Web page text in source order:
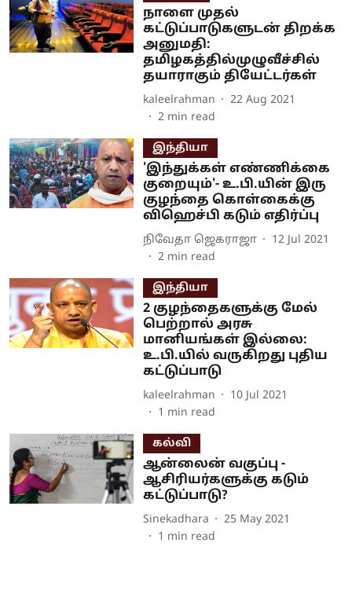
நாளை முதல்
கட்டுப்பாடுகளுடன் திறக்க
அனுமதி:
தமிழகத்தில்முழுவீச்சில்
தயாராகும் தியேட்டர்கள்
kaleelrahman
22 Aug 2021
2 min read
இந்தியா
'இந்துக்கள் எண்ணிக்கை
குறையும்'- உ.பி.யின் இரு
குழந்தை கொள்கைக்கு
விஹெச்பி கடும் எதிர்ப்பு
நிவேதா ஜெகராஜா
12 Jul 2021
2 min read
இந்தியா
2 குழந்தைகளுக்கு மேல்
பெற்றால் அரசு
மானியங்கள் இல்லை:
உ.பி.யில் வருகிறது புதிய
கட்டுப்பாடு
kaleelrahman
10 Jul 2021
1 min read
கல்வி
ஆன்லைன் வகுப்பு -
ஆசிரியர்களுக்கு கடும்
கட்டுப்பாடு?
Sinekadhara
25 May 2021
1 min read